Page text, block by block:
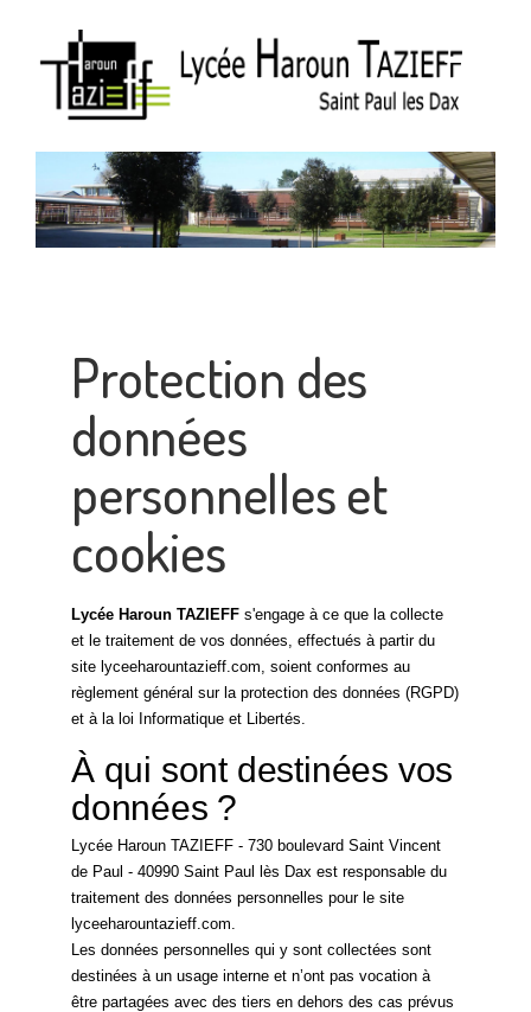
Protection des
données
personnelles et
cookies
Lycée Haroun TAZIEFF s'engage à ce que la collecte
et le traitement de vos données, effectués à partir du
site lyceeharountazieff.com, soient conformes au
règlement général sur la protection des données (RGPD)
et à la loi Informatique et Libertés.
À qui sont destinées vos
données ?
Lycée Haroun TAZIEFF - 730 boulevard Saint Vincent
de Paul - 40990 Saint Paul lès Dax est responsable du
traitement des données personnelles pour le site
lyceeharountazieff.com.
Les données personnelles qui y sont collectées sont
destinées à un usage interne et n’ont pas vocation à
être partagées avec des tiers en dehors des cas prévus